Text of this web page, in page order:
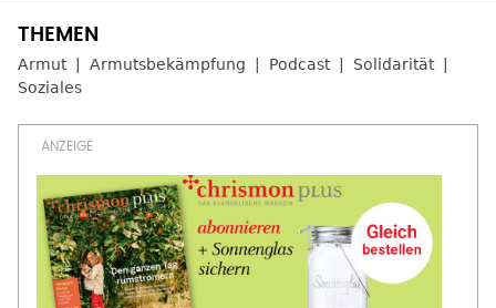
Armut Armutsbekämpfung Podcast
Solidarität
Soziales